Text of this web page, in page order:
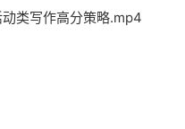
类写作高分策略.mp4